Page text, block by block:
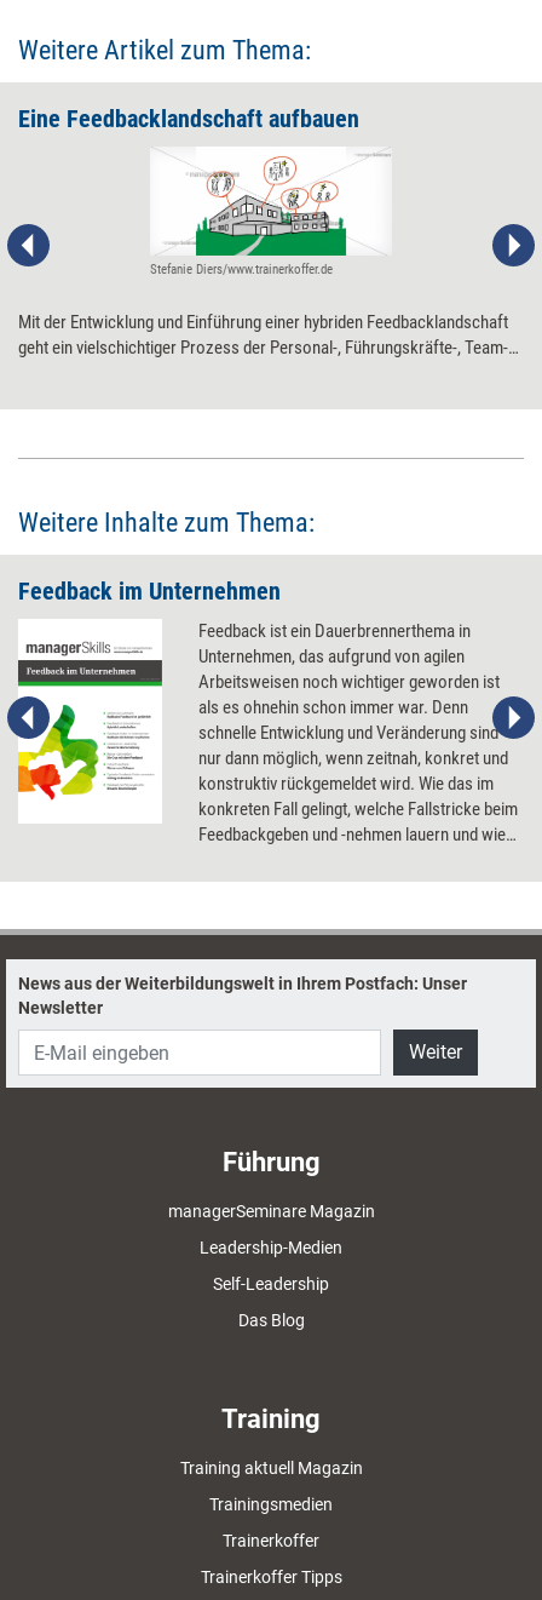
Weitere Artikel zum Thema:
Eine Feedbacklandschaft aufbauen
Stefanie Diers/www.trainerkoffer.de
Mit der Entwicklung und Einführung einer hybriden Feedbacklandschaft
geht ein vielschichtiger Prozess der Personal-, Führungskräfte-, Team-
Weitere Inhalte zum Thema:
Feedback im Unternehmen
Feedback ist ein Dauerbrennerthema in
Unternehmen, das aufgrund von agilen
Arbeitsweisen noch wichtiger geworden ist
als es ohnehin schon immer war. Denn
schnelle Entwicklung und Veränderung sind
nur dann möglich, wenn zeitnah, konkret und
konstruktiv rückgemeldet wird. Wie das im
konkreten Fall gelingt, welche Fallstricke beim
Feedbackgeben und -nehmen lauern und wie
fördern lässt.
News aus der Weiterbildungswelt in Ihrem Postfach: Unser
Newsletter
Weiter
Führung
managerSeminare Magazin
Leadership-Medien
Self-Leadership
Das Blog
Training
Training aktuell Magazin
Trainingsmedien
Trainerkoffer
Trainerkoffer Tipps